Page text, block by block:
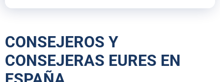
CONSEJEROS Y
CONSEJERAS EURES EN